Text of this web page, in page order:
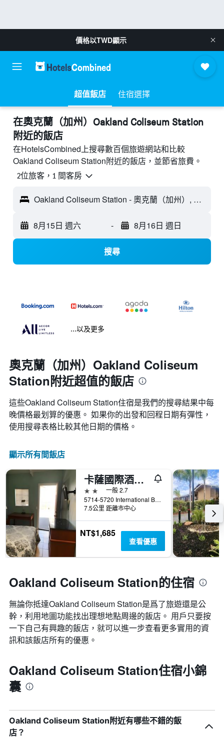
價格以TWD顯示
超值飯店 住宿選擇
​在奧克蘭（加州）Oakland Coliseum Station
附近​的飯店
在HotelsCombined上搜尋數百個旅遊網站和比較
Oakland Coliseum Station附近的飯店，並節省旅費。
2位旅客，1 間客房
Oakland Coliseum Station - 奧克蘭（加州）, CA, 美國
8月15日 週六 - 8月16日 週日
搜尋
...以及更多
奧克蘭（加州）Oakland Coliseum
Station附近超值的飯店
這些Oakland Coliseum Station​住宿是我們的搜尋結果中每
晚價格最划算的優惠。 如果你的出發和回程日期有彈性，
使用搜尋表格比較其他日期的價格。
顯示所有間飯店
卡薩國際酒店 - 奥克蘭
2星級
一般 2.7
5714-5720 International Boulevard, 奧克蘭（加州）, CA, 美國
7.5公里 距離市中心
NT$1,685
查看優惠
Oakland Coliseum Station的住宿
無論你抵達Oakland Coliseum Station​是爲了旅遊還是公
幹，利用地圖功能找出理想地點周邊的飯店。 用戶只要按
一下自己有興趣的飯店，就可以進一步查看更多實用的資
訊和該飯店所有的優惠。
Oakland Coliseum Station住宿小錦
囊
Oakland Coliseum Station附近有哪些不錯的飯
店？